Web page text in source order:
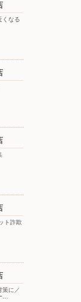
浜店
くなる
ト詐欺
策に／
…